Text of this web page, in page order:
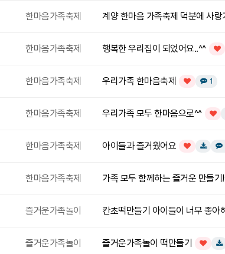
한마음가족축제 계양 한마음 가족축제 덕분에 사랑
한마음가족축제 행복한 우리집이 되었어요..^^
인기글
한마음가족축제 우리가족 한마음축제
인기글
댓글
1개
한마음가족축제 우리가족 모두 한마음으로^^
인기글
한마음가족축제 아이들과 즐거웠어요
인기글 다운로드
한마음가족축제 가족 모두 함께하는 즐거운 만들기
즐거운가족놀이 칸초떡만들기 아이들이 너무 좋
즐거운가족놀이 즐거운가족놀이 떡만들기
인기글 다